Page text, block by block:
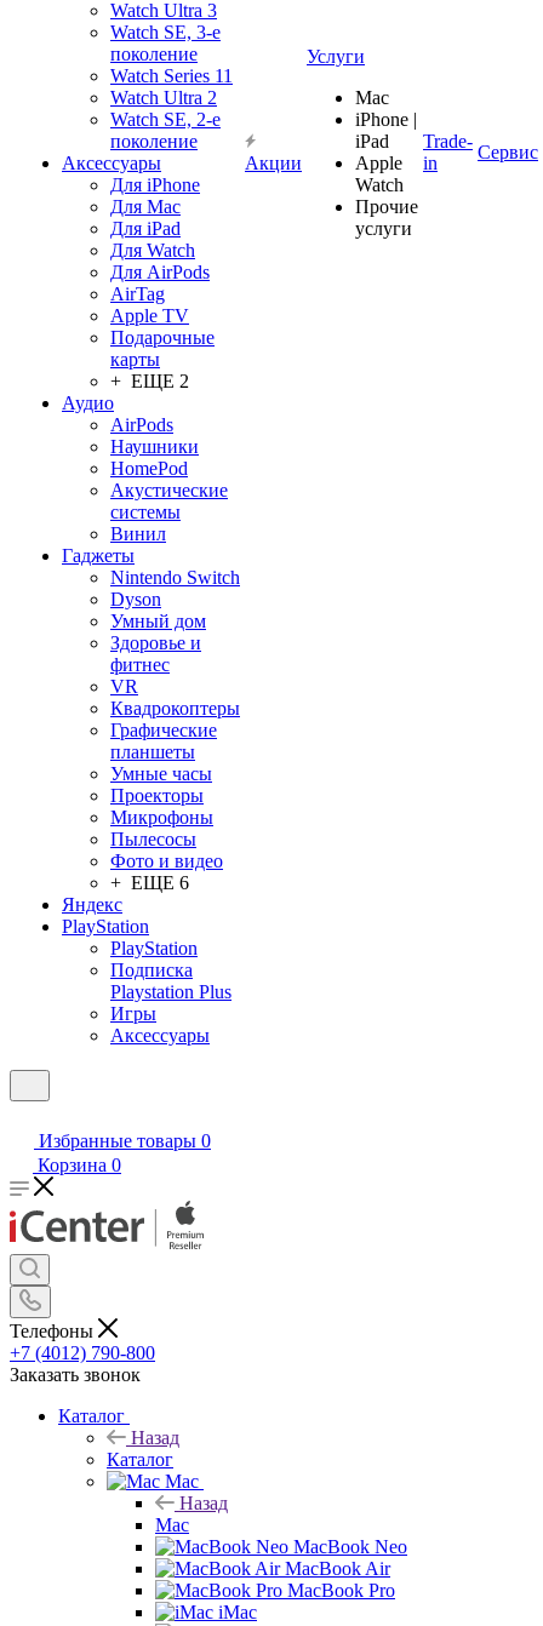
Watch Ultra 3
Watch SE, 3-е
поколение
Watch Series 11
Watch Ultra 2
Watch SE, 2-е
поколение
Аксессуары
Для iPhone
Для Mac
Для iPad
Для Watch
Для AirPods
AirTag
Apple TV
Подарочные
карты
+ ЕЩЕ 2
Аудио
AirPods
Наушники
HomePod
Акустические
системы
Винил
Гаджеты
Nintendo Switch
Dyson
Умный дом
Здоровье и
фитнес
VR
Квадрокоптеры
Графические
планшеты
Умные часы
Проекторы
Микрофоны
Пылесосы
Фото и видео
+ ЕЩЕ 6
Яндекс
PlayStation
PlayStation
Подписка
Playstation Plus
Игры
Аксессуары
Акции
Услуги
Mac
iPhone |
iPad
Apple
Watch
Прочие
услуги
Trade-
in
Сервис
Избранные товары 0
Корзина 0
Телефоны
+7 (4012) 790-800
Заказать звонок
Каталог
Назад
Каталог
Mac
Назад
Mac
MacBook Neo
MacBook Air
MacBook Pro
iMac